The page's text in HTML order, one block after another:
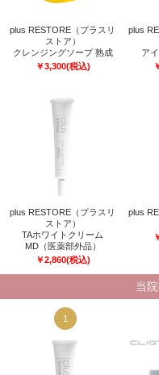
plus RESTORE（プラスリ
ストア）
クレンジングソープ 熟成
￥3,300(税込)
plus
ア
plus RESTORE（プラスリ
ストア）
TAホワイトクリーム
MD（医薬部外品）
￥2,860(税込)
plus
当
1